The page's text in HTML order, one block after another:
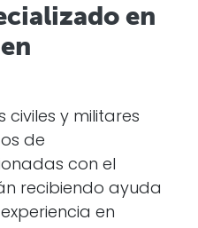
en
y militares
de
con el
recibiendo ayuda
en